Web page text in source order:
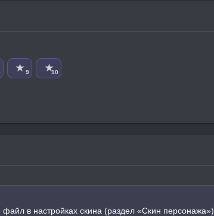
★ 9 ★10
в настройках скина (раздел «Скин персонажа»).